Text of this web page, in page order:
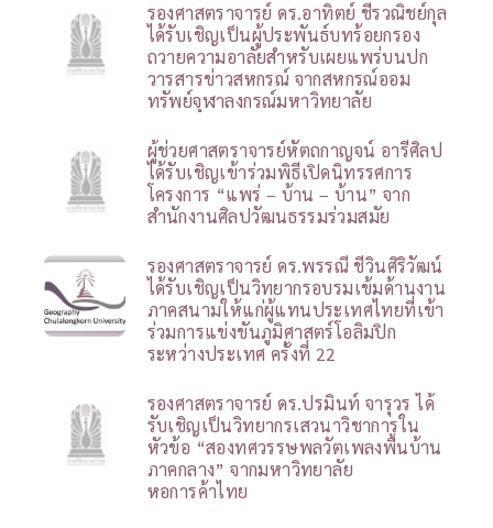
รองศาสตราจารย์ ดร.อาทิตย์ ชีรวณิชย์กุล
ได้รับเชิญเป็นผู้ประพันธ์บทร้อยกรอง
ถวายความอาลัยสำหรับเผยแพร่บนปก
วารสารข่าวสหกรณ์ จากสหกรณ์ออม
ทรัพย์จุฬาลงกรณ์มหาวิทยาลัย
ผู้ช่วยศาสตราจารย์หัตถกาญจน์ อารีศิลป
ได้รับเชิญเข้าร่วมพิธีเปิดนิทรรศการ
โครงการ “แพร่ – บ้าน – บ้าน” จาก
สำนักงานศิลปวัฒนธรรมร่วมสมัย
รองศาสตราจารย์ ดร.พรรณี ชีวินศิริวัฒน์
ได้รับเชิญเป็นวิทยากรอบรมเข้มด้านงาน
ภาคสนามให้แก่ผู้แทนประเทศไทยที่เข้า
ร่วมการแข่งขันภูมิศาสตร์โอลิมปิก
ระหว่างประเทศ ครั้งที่ 22
รองศาสตราจารย์ ดร.ปรมินท์ จารุวร ได้
รับเชิญเป็นวิทยากรเสวนาวิชาการใน
หัวข้อ “สองทศวรรษพลวัตเพลงพื้นบ้าน
ภาคกลาง” จากมหาวิทยาลัย
หอการค้าไทย